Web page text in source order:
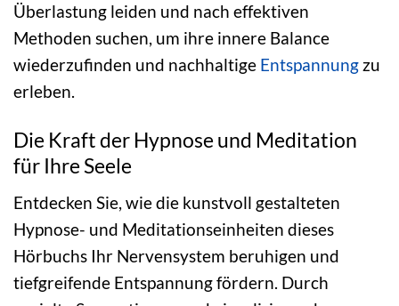
Überlastung leiden und nach effektiven
Methoden suchen, um ihre innere Balance
wiederzufinden und nachhaltige Entspannung zu
erleben.
Die Kraft der Hypnose und Meditation
für Ihre Seele
Entdecken Sie, wie die kunstvoll gestalteten
Hypnose- und Meditationseinheiten dieses
Hörbuchs Ihr Nervensystem beruhigen und
tiefgreifende Entspannung fördern. Durch